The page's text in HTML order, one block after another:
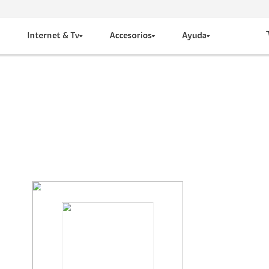
Internet & Tv Accesorios Ayuda